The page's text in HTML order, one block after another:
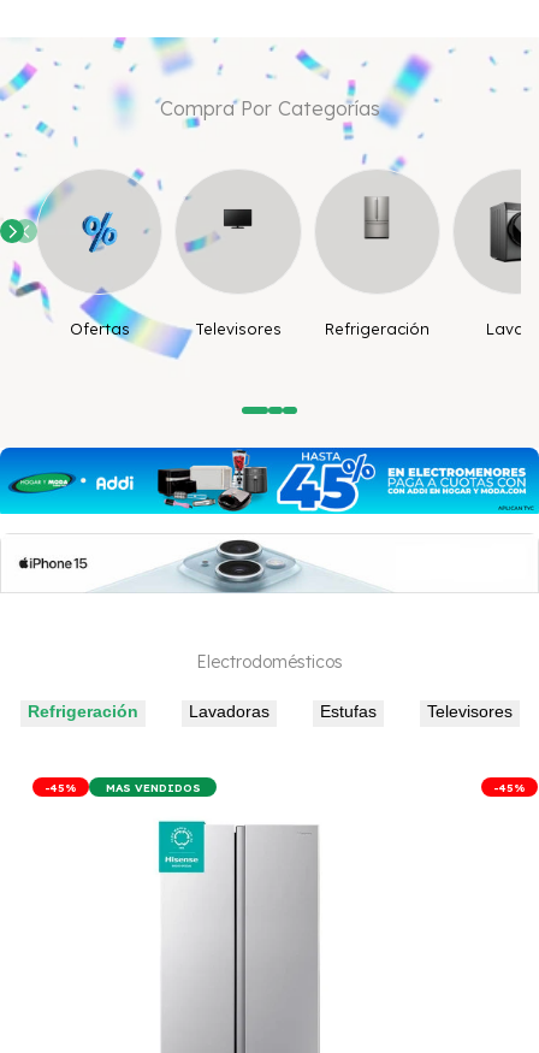
Compra Por Categorías
Ofertas Televisores Refrigeración
Electrodomésticos
Refrigeración Lavadoras Estufas Televisores
-45% MAS VENDIDOS -45%